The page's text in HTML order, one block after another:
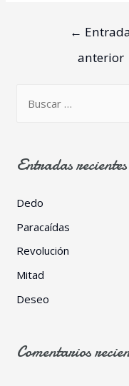
←
anterior
Entradas recientes
Dedo
Paracaídas
Revolución
Mitad
Deseo
Comentarios